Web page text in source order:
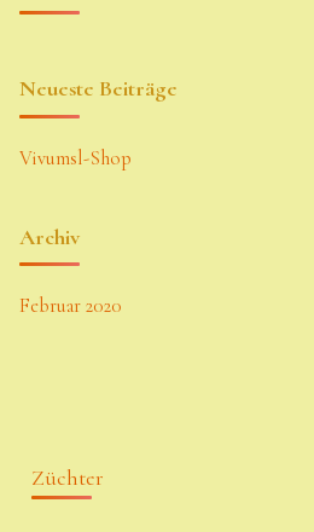
Neueste Beiträge
Vivumsl-Shop
Archiv
Februar 2020
Züchter